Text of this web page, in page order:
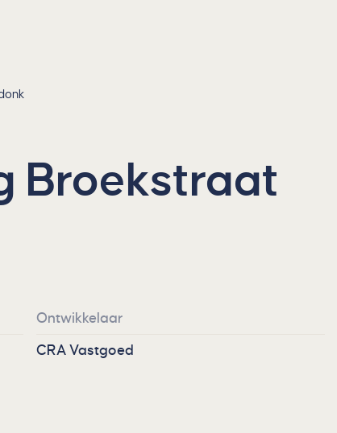
Broekstraat
Ontwikkelaar
CRA Vastgoed